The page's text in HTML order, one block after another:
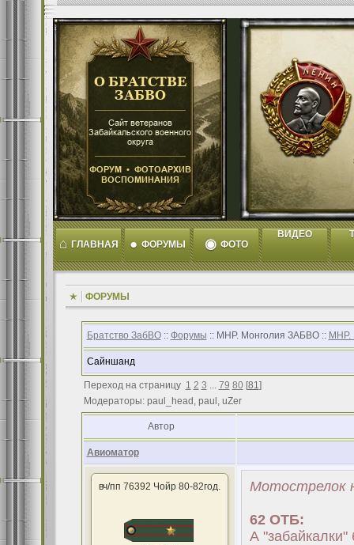
⌂ ГЛАВНАЯ ● ФОРУМЫ ◉ ФОТО
ВИДЕО
ФОРУМЫ
Братство ЗабВО:: Форумы :: МНР. Монголия ЗАБВО :: МНР.
Сайншанд
Переход на страницу 1 2 3 ... 79 80 [81]
Модераторы: paul_head, paul, uZer
Автор
Авиоматор
вч/пп 76392 Чойр 80-82год. Мотострелок
62 ОТБ:
А